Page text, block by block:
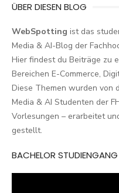
ÜBER DIESEN BLOG
WebSpotting ist das
Media & AI-Blog der
Hier findest du Beiträge zu
Bereichen E-Commerce,
Diese Themen wurden von
Media & AI Studenten der
Vorlesungen – erarbeitet
gestellt.
BACHELOR